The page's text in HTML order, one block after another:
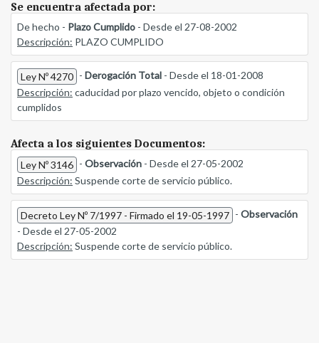
Se encuentra afectada por:
De hecho - Plazo Cumplido - Desde el 27-08-2002
Descripción: PLAZO CUMPLIDO
Ley Nº 4270 - Derogación Total - Desde el 18-01-2008
Descripción: caducidad por plazo vencido, objeto o condición
cumplidos
Afecta a los siguientes Documentos:
Ley Nº 3146 - Observación - Desde el 27-05-2002
Descripción: Suspende corte de servicio público.
Decreto Ley Nº 7/1997 - Firmado el 19-05-1997 - Observación
- Desde el 27-05-2002
Descripción: Suspende corte de servicio público.